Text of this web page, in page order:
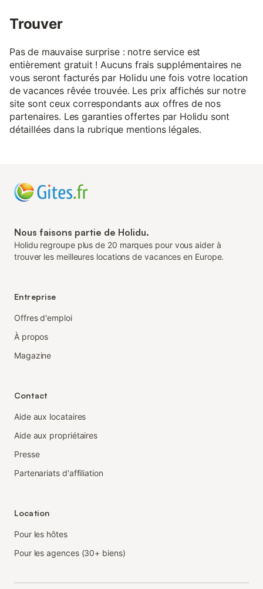
Trouver
Pas de mauvaise surprise : notre service est
entièrement gratuit ! Aucuns frais supplémentaires ne
vous seront facturés par Holidu une fois votre location
de vacances rêvée trouvée. Les prix affichés sur notre
site sont ceux correspondants aux offres de nos
partenaires. Les garanties offertes par Holidu sont
détaillées dans la rubrique mentions légales.
Nous faisons partie de Holidu.
Holidu regroupe plus de 20 marques pour vous aider à
trouver les meilleures locations de vacances en Europe.
Entreprise
Offres d'emploi
À propos
Magazine
Contact
Aide aux locataires
Aide aux propriétaires
Presse
Partenariats d'affiliation
Location
Pour les hôtes
Pour les agences (30+ biens)